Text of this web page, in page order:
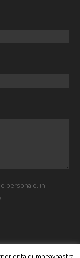
personale, in
dumneavoastra